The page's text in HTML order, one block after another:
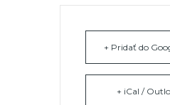
+ Pridať do
+ iCal /